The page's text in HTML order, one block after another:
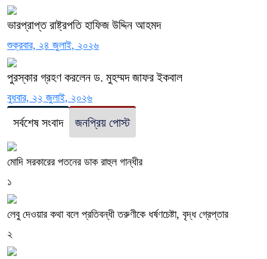
ভারপ্রাপ্ত রাষ্ট্রপতি হাফিজ উদ্দিন আহমদ
শুক্রবার, ২৪ জুলাই, ২০২৬
পুরস্কার গ্রহণ করলেন ড. মুহম্মদ জাফর ইকবাল
বুধবার, ২২ জুলাই, ২০২৬
সর্বশেষ সংবাদ জনপ্রিয় পোস্ট
মোদি সরকারের পতনের ডাক রাহুল গান্ধীর
১
লেবু দেওয়ার কথা বলে প্রতিবন্ধী তরুণীকে ধর্ষণচেষ্টা, বৃদ্ধ গ্রেপ্তার
২